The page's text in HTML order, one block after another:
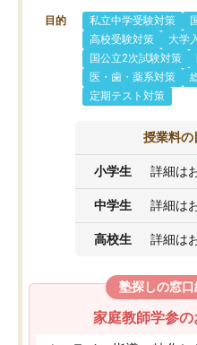
目的 私立中学受験対策
高校受験対策
大学
国公立2次試験対策
医・歯・薬系対策
定期テスト対策
授業料の
小学生 詳細は
中学生 詳細は
高校生 詳細は
塾探しの窓
家庭教師学参